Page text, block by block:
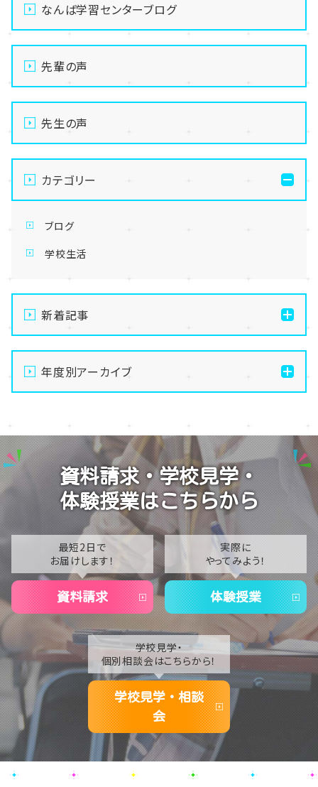
なんば学習センターブログ
先輩の声
先生の声
カテゴリー
ブログ
学校生活
新着記事
【なんば】体験授業で高級感のあるマンゴータルト作り
ました！🥭✨
【なんば】キラリと輝く宝物✨「光るハーバリウム」作り
【なんば】校舎紹介の「自習室編」✨
【なんば】笑顔が溢れたオープンスクール😊在校生の
温かいお出迎えで素敵な1日に🌷
【なんば】夏季休校期間のお知らせ🍉
年度別アーカイブ
2025
2024
2023
2021
2020
資料請求・学校見学・
体験授業はこちらから
最短2日で
お届けします！
資料請求
実際に
やってみよう！
体験授業
学校見学・
個別相談会はこちらから！
学校見学・相談
会